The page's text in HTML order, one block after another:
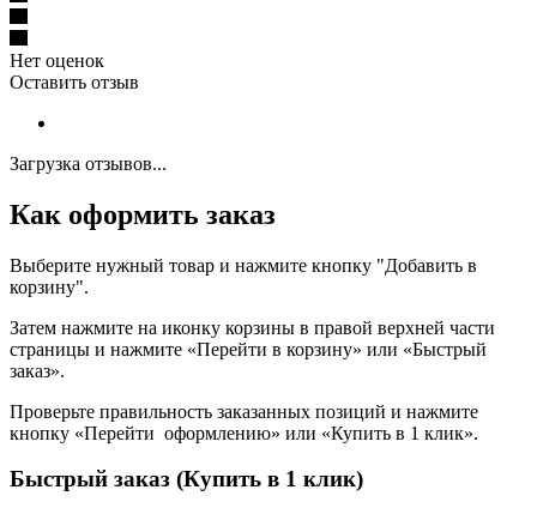
Нет оценок
Оставить отзыв
Загрузка отзывов...
Как оформить заказ
Выберите нужный товар и нажмите кнопку "Добавить в
корзину".
Затем нажмите на иконку корзины в правой верхней части
страницы и нажмите «Перейти в корзину» или «Быстрый
заказ».
Проверьте правильность заказанных позиций и нажмите
кнопку «Перейти оформлению» или «Купить в 1 клик».
Быстрый заказ (Купить в 1 клик)